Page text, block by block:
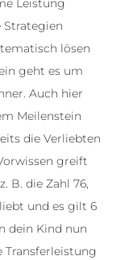
Strategien
lösen
geht es um
Auch hier
Meilenstein
die Verliebten
greift
B. die Zahl 76,
und es gilt 6
dein Kind nun
Transferleistung